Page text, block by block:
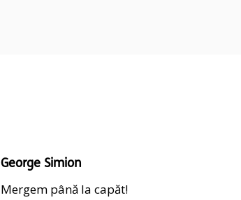
George Simion
Mergem până la capăt!